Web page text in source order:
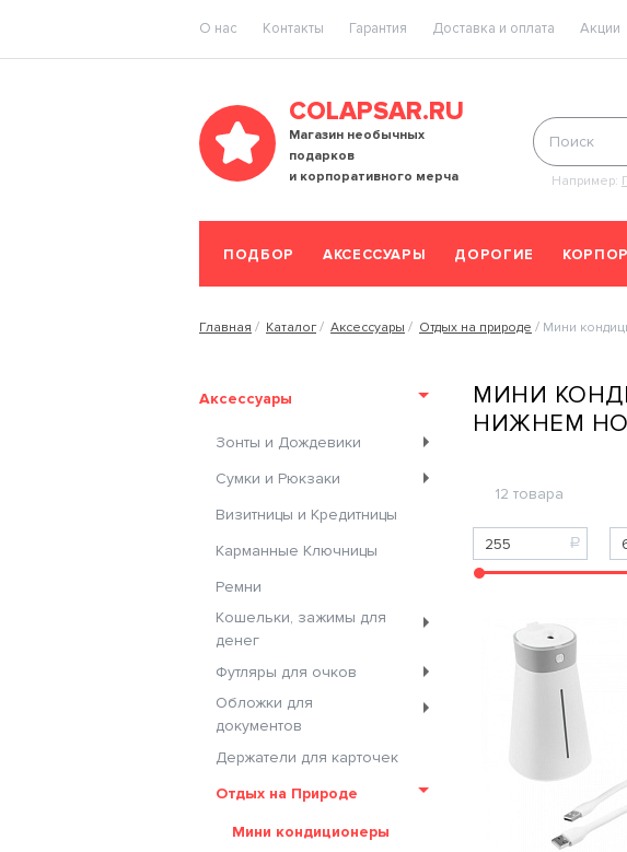
O нас Контакты Гарантия Доставка и оплата Акции
COLAPSAR.RU
Магазин необычных
подарков
и корпоративного мерча
Например:
ПОДБОР АКСЕССУАРЫ ДОРОГИЕ
Главная Каталог Аксессуары Отдых на природе Мини
Аксессуары
Зонты и Дождевики
Сумки и Рюкзаки
Визитницы и Кредитницы
Карманные Ключницы
Ремни
Кошельки, зажимы для
денег
Футляры для очков
Обложки для
документов
Держатели для карточек
Отдых на Природе
Мини кондиционеры
МИНИ
НИЖНЕМ
12 товара